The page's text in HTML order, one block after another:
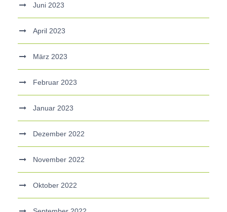
Juni 2023
April 2023
März 2023
Februar 2023
Januar 2023
Dezember 2022
November 2022
Oktober 2022